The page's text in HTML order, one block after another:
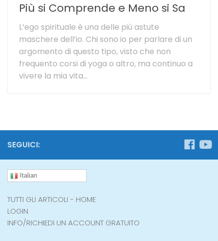
Più si Comprende e Meno si Sa
L’ego spirituale è una delle più astute
maschere dell’io. Chi sono io per parlare di un
argomento di questo tipo, visto che non
frequento corsi di yoga o altro, ma continuo a
vivere la mia vita...
SEGUICI:
Italian
TUTTI GLI ARTICOLI - HOME
LOGIN
INFO/RICHIEDI UN ACCOUNT GRATUITO